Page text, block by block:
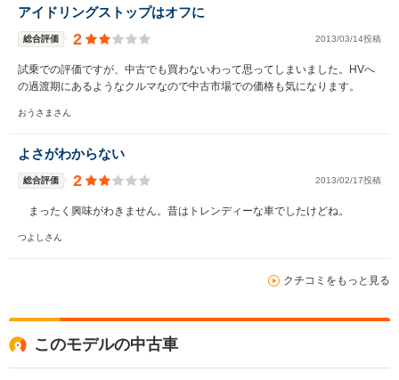
アイドリングストップはオフに
総合評価 2 2013/03/14投稿
試乗での評価ですが、中古でも買わないわって思ってしまいました。HVへ
の過渡期にあるようなクルマなので中古市場での価格も気になります。
おうさまさん
よさがわからない
総合評価 2 2013/02/17投稿
まったく興味がわきません。昔はトレンディーな車でしたけどね。
つよしさん
クチコミをもっと見る
このモデルの中古車